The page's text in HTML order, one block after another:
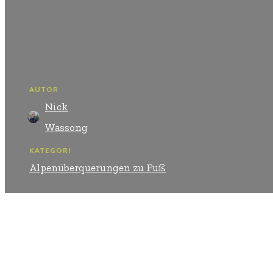
AUTOR:
Nick
Wassong
KATEGORIEN:
Alpenüberquerungen zu Fuß